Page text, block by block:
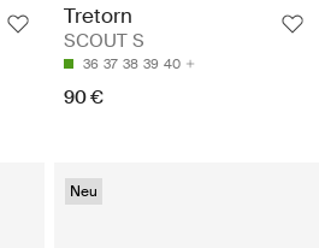
Tretorn
SCOUT S
36 37 38 39 40
90 €
Neu